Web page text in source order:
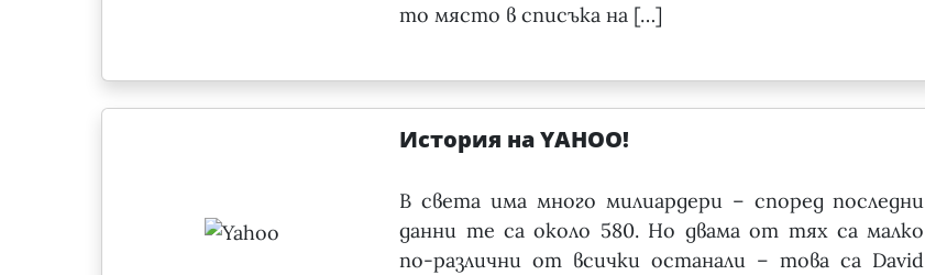
то място в списъка на […]
История на YAHOO!
В света има много милиардери – според последни
данни те са около 580. Но двама от тях са малко
по-различни от всички останали – това са David